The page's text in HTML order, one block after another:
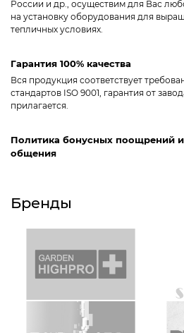
России и др., осуществим для Вас
на установку оборудования для
тепличных условиях.
Гарантия 100% качества
Вся продукция соответствует
стандартов ISO 9001, гарантия от
прилагается.
Политика бонусных поощрений
общения
Бренды